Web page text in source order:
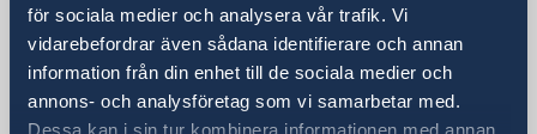
för sociala medier och analysera vår trafik. Vi
vidarebefordrar även sådana identifierare och annan
information från din enhet till de sociala medier och
annons- och analysföretag som vi samarbetar med.
Sveriges generalkonsulat i Shanghai
Besöksadress